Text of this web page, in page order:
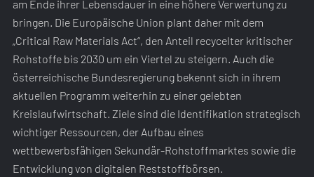
am Ende ihrer Lebensdauer in eine höhere Verwertung zu
bringen. Die Europäische Union plant daher mit dem
„Critical Raw Materials Act“, den Anteil recycelter kritischer
Rohstoffe bis 2030 um ein Viertel zu steigern. Auch die
österreichische Bundesregierung bekennt sich in ihrem
aktuellen Programm weiterhin zu einer gelebten
Kreislaufwirtschaft. Ziele sind die Identifikation strategisch
wichtiger Ressourcen, der Aufbau eines
wettbewerbsfähigen Sekundär-Rohstoffmarktes sowie die
Entwicklung von digitalen Reststoffbörsen.